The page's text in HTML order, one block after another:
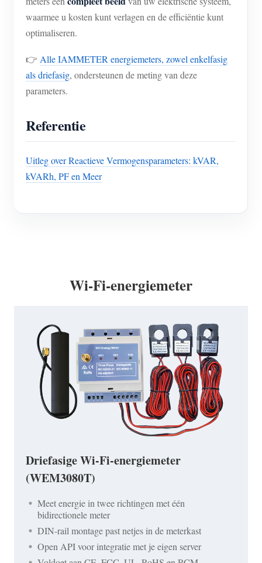
waarmee u kosten kunt verlagen en de efficiëntie kunt
optimaliseren.
👉 Alle IAMMETER energiemeters, zowel enkelfasig
als driefasig, ondersteunen de meting van deze
parameters.
Referentie
Uitleg over Reactieve Vermogensparameters: kVAR,
kVARh, PF en Meer
Wi-Fi-energiemeter
Driefasige Wi-Fi-energiemeter
(WEM3080T)
Meet energie in twee richtingen met één
bidirectionele meter
DIN-rail montage past netjes in de meterkast
Open API voor integratie met je eigen server